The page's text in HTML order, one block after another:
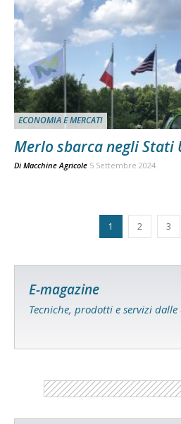
ECONOMIA E MERCATI
Merlo sbarca negli Stati
Di Macchine Agricole 5 Settembre 2024
1 2 3
E-magazine
Tecniche, prodotti e servizi dalle